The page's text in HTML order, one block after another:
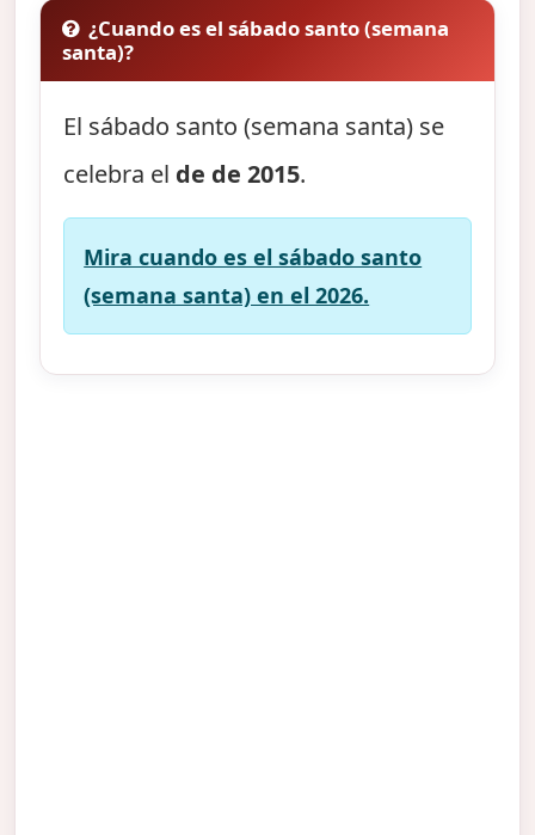
¿Cuando es el sábado santo (semana
santa)?
El sábado santo (semana santa) se
celebra el de de 2015.
Mira cuando es el sábado santo
(semana santa) en el 2026.